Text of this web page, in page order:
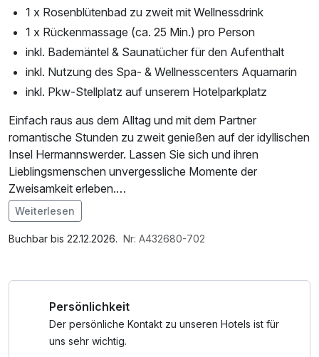
1 x Rosenblütenbad zu zweit mit Wellnessdrink
1 x Rückenmassage (ca. 25 Min.) pro Person
inkl. Bademäntel & Saunatücher für den Aufenthalt
inkl. Nutzung des Spa- & Wellnesscenters Aquamarin
inkl. Pkw-Stellplatz auf unserem Hotelparkplatz
Einfach raus aus dem Alltag und mit dem Partner
romantische Stunden zu zweit genießen auf der idyllischen
Insel Hermannswerder. Lassen Sie sich und ihren
Lieblingsmenschen unvergessliche Momente der
Zweisamkeit erleben.
Aufgrund der neuen EU-Reiserichtlinie mit den erweiterten
Informationspflichten möchten wir Ihnen für dieses
Übernachtungsentgelt separat berechnet.
- Bei Buchung eines Arrangements bitten wir um eine
Vorkasse in Höhe von 50% des Gesamtpreises. Für diese
Im Angebot enthalten
1 Flasche Mineralwasser, W-LAN Nutzung /
Weiterlesen
Buchbar bis 22.12.2026. Nr: A432680-702
Persönlichkeit
Der persönliche Kontakt zu unseren Hotels ist für
uns sehr wichtig.